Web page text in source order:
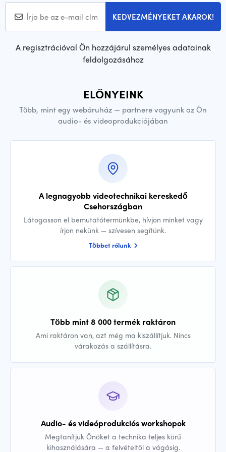
KEDVEZMÉNYEKET AKAROK!
A regisztrációval Ön hozzájárul személyes adatainak
feldolgozásához
ELŐNYEINK
Több, mint egy webáruház — partnere vagyunk az Ön
audio- és videoprodukciójában
A legnagyobb videotechnikai kereskedő
Csehországban
Látogasson el bemutatótermünkbe, hívjon minket vagy
írjon nekünk — szívesen segítünk.
Többet rólunk
Több mint 8 000 termék raktáron
Ami raktáron van, azt még ma kiszállítjuk. Nincs
várakozás a szállításra.
Audio- és videóprodukciós workshopok
Megtanítjuk Önöket a technika teljes körű
kihasználására — a felvételtől a vágásig.